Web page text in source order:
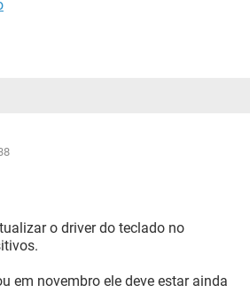
o driver do teclado no
em novembro ele deve estar ainda